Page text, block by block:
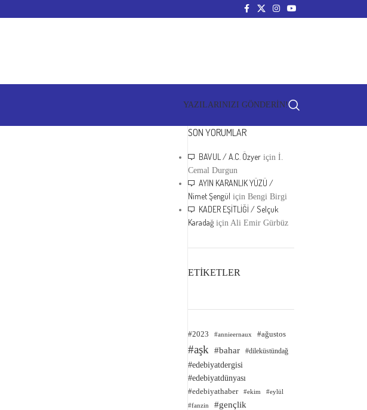
YAZILARINIZI GÖNDERİN!
SON YORUMLAR
BAVUL / A.C. Özyer içinİ.
Cemal Durgun
AYIN KARANLIK YÜZÜ /
Nimet Şengül içinBengi Birgi
KADER EŞİTLİĞİ / Selçuk
Karadağ içinAli Emir Gürbüz
ETİKETLER
#2023 #annieernaux #ağustos
#aşk #bahar #dileküstündağ
#edebiyatdergisi
#edebiyatdünyası
#edebiyathaber #ekim #eylül
#fanzin
#gençlik